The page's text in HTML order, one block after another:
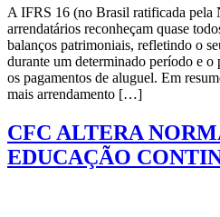
A IFRS 16 (no Brasil ratificada
arrendatários reconheçam quase
balanços patrimoniais, refletindo o
durante um determinado período e o
os pagamentos de aluguel. Em
mais arrendamento […]
CFC ALTERA
EDUCAÇÃO